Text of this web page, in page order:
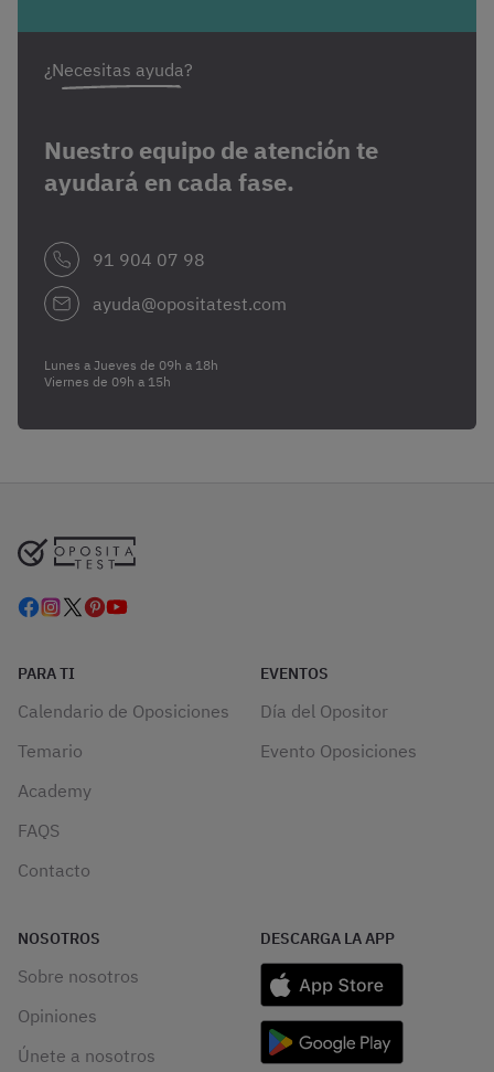
¿Necesitas ayuda?
Nuestro equipo de atención te
ayudará en cada fase.
91 904 07 98
ayuda@opositatest.com
Lunes a Jueves de 09h a 18h
Viernes de 09h a 15h